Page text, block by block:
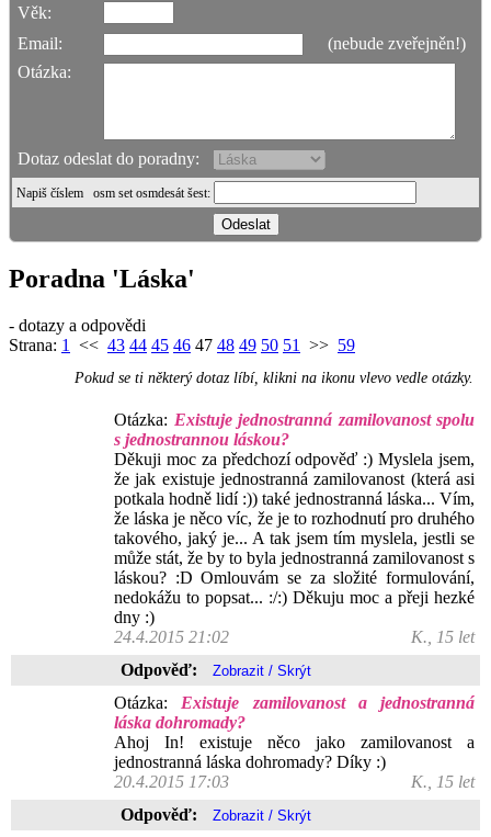
Věk:
Email:
(nebude zveřejněn!)
Otázka:
Dotaz odeslat do poradny:
Napiš číslem osm set osmdesát šest:
Poradna 'Láska'
- dotazy a odpovědi
Strana: 1 << 43 44 45 46 47 48 49 50 51 >> 59
Pokud se ti některý dotaz líbí, klikni na ikonu vlevo vedle otázky.
Otázka: Existuje jednostranná zamilovanost spolu
s jednostrannou láskou?
Děkuji moc za předchozí odpověď :) Myslela jsem,
že jak existuje jednostranná zamilovanost (která asi
potkala hodně lidí :)) také jednostranná láska... Vím,
že láska je něco víc, že je to rozhodnutí pro druhého
takového, jaký je... A tak jsem tím myslela, jestli se
může stát, že by to byla jednostranná zamilovanost s
láskou? :D Omlouvám se za složité formulování,
nedokážu to popsat... :/:) Děkuju moc a přeji hezké
dny :)
24.4.2015 21:02
K., 15 let
Odpověď:
Otázka: Existuje zamilovanost a jednostranná
láska dohromady?
Ahoj In! existuje něco jako zamilovanost a
jednostranná láska dohromady? Díky :)
20.4.2015 17:03
K., 15 let
Odpověď: